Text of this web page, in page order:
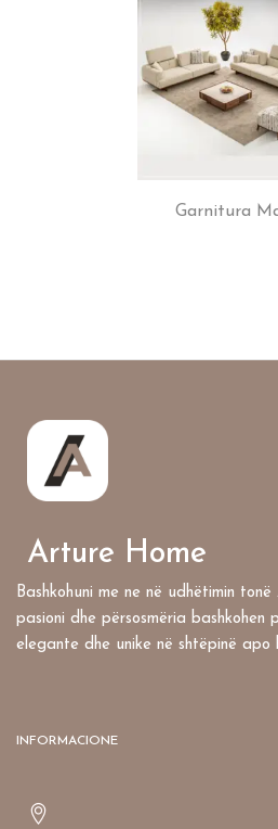
Garnitura
Arture Home
Bashkohuni me ne në udhëtimin
pasioni dhe përsosmëria bashkohen
elegante dhe unike në shtëpinë apo
INFORMACIONE